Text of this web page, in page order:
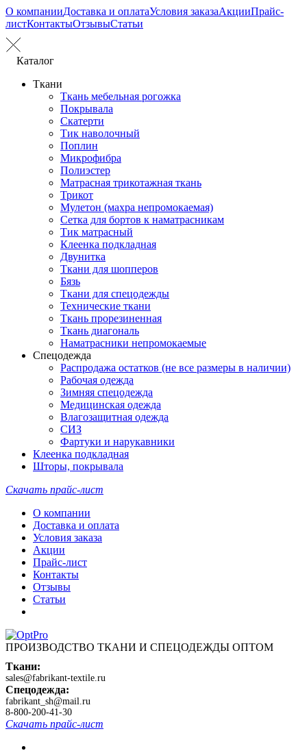
О компанииДоставка и оплатаУсловия заказаАкцииПрайс-
листКонтактыОтзывыСтатьи
Каталог
Ткани
Ткань мебельная рогожка
Покрывала
Скатерти
Тик наволочный
Поплин
Микрофибра
Полиэстер
Матрасная трикотажная ткань
Трикот
Мулетон (махра непромокаемая)
Сетка для бортов к наматрасникам
Тик матрасный
Клеенка подкладная
Двунитка
Ткани для шопперов
Бязь
Ткани для спецодежды
Технические ткани
Ткань прорезиненная
Ткань диагональ
Наматрасники непромокаемые
Спецодежда
Распродажа остатков (не все размеры в наличии)
Рабочая одежда
Зимняя спецодежда
Медицинская одежда
Влагозащитная одежда
СИЗ
Фартуки и нарукавники
Клеенка подкладная
Шторы, покрывала
Скачать прайс-лист
О компании
Доставка и оплата
Условия заказа
Акции
Прайс-лист
Контакты
Отзывы
Статьи
ПРОИЗВОДСТВО ТКАНИ И СПЕЦОДЕЖДЫ ОПТОМ
Ткани:
sales@fabrikant-textile.ru
Спецодежда:
fabrikant_sh@mail.ru
8-800-200-41-30
Скачать прайс-лист